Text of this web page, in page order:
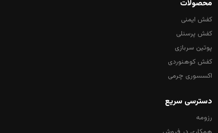
محصولات
کفش ایمنی
کفش پرسنلی
پوتین سربازی
کفش کوهنوردی
اکسسوری چرمی
دسترسی سریع
رزومه